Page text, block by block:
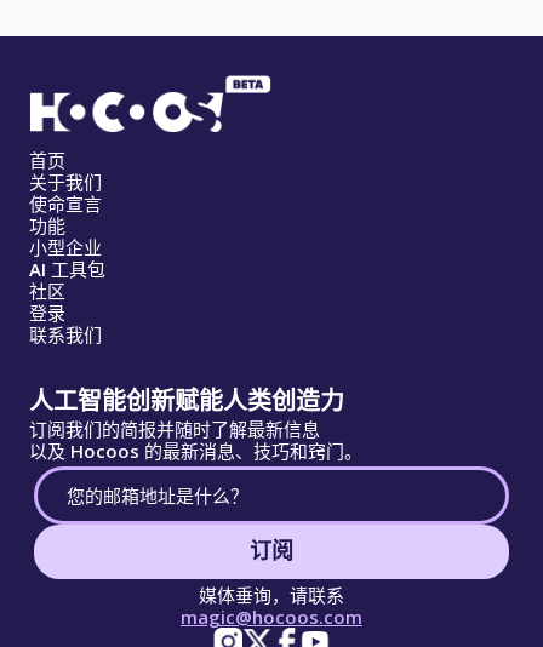
首页
关于我们
使命宣言
功能
小型企业
AI 工具包
社区
登录
联系我们
人工智能创新赋能人类创造力
订阅我们的简报并随时了解最新信息
以及 Hocoos 的最新消息、技巧和窍门。
订阅
媒体垂询，请联系
magic@hocoos.com